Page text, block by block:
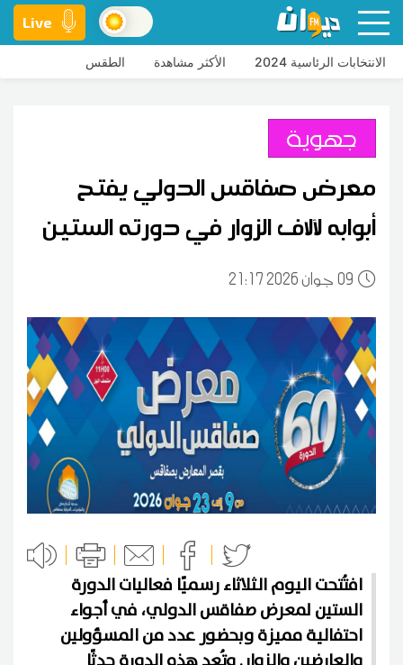
Live
الانتخابات الرئاسية 2024 الأكثر مشاهدة الطقس
جهوية
معرض صفاقس الدولي يفتح
أبوابه لآلاف الزوار في دورته الستين
0921:17 2026 جوان
افتُتحت اليوم الثلاثاء رسميًا فعاليات الدورة
الستين لمعرض صفاقس الدولي، في أجواء
احتفالية مميزة وبحضور عدد من المسؤولين